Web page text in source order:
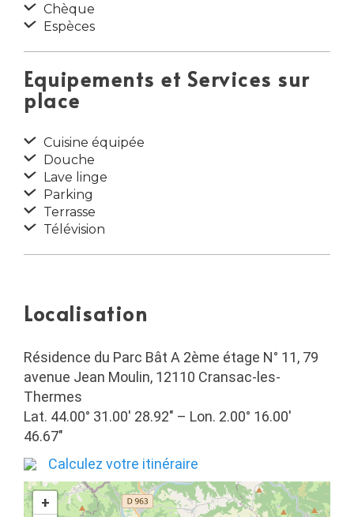
Chèque
Espèces
Equipements et Services sur
place
Cuisine équipée
Douche
Lave linge
Parking
Terrasse
Télévision
Localisation
Résidence du Parc Bât A 2ème étage N° 11, 79
avenue Jean Moulin, 12110 Cransac-les-
Thermes
Lat. 44.00° 31.00′ 28.92″ – Lon. 2.00° 16.00′
46.67″
Calculez votre itinéraire
+